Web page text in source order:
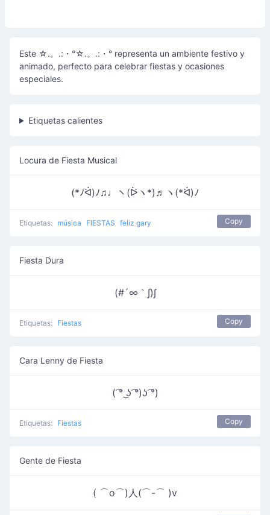
Este ☆.。.:・°☆.。.:・° representa un ambiente festivo y
animado, perfecto para celebrar fiestas y ocasiones
especiales.
Etiquetas calientes
Locura de Fiesta Musical
(*ﾉᐛ)ﾉ♫♩ヽ(ᐖヽ*)♬ヽ(*ᐛ)ﾉ
Etiquetas: música FIESTAS feliz gary Copy
Fiesta Dura
(#´∞｀∫)∫
Etiquetas: Fiestas Copy
Cara Lenny de Fiesta
( ͡° ͜ʖ ͡°)ʖ ͡°)
Etiquetas: Fiestas Copy
Gente de Fiesta
( ⌒o⌒)人(⌒-⌒ )v